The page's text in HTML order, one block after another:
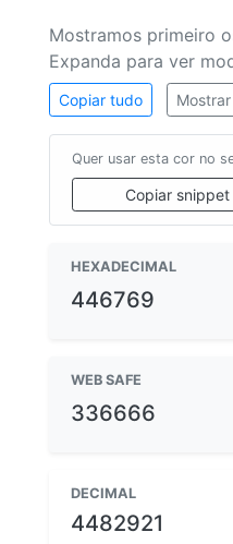
Mostramos primeiro
Expanda para ver
Copiar tudo
Quer usar esta cor no
Copiar snippet
HEXADECIMAL
446769
WEB SAFE
336666
DECIMAL
4482921